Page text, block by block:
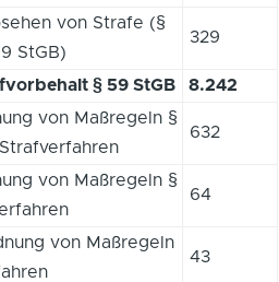
von Strafe (§
StGB)
329
§ 59 StGB
8.242
von Maßregeln §
632
von Maßregeln §
64
von Maßregeln
43